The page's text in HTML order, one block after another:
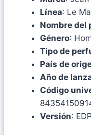
Línea: Le
Nombre del
Género:
Tipo de
País de
Año de
Código
Versión: EDP